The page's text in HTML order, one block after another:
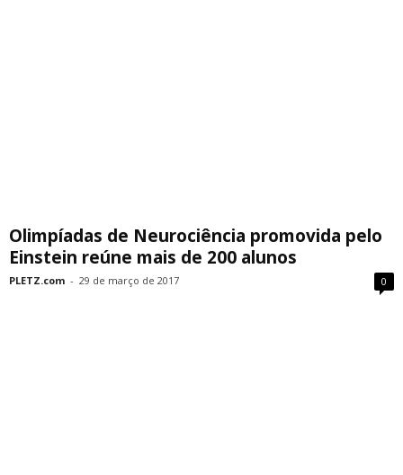
Olimpíadas de Neurociência promovida pelo
Einstein reúne mais de 200 alunos
PLETZ.com - 29 de março de 2017 0